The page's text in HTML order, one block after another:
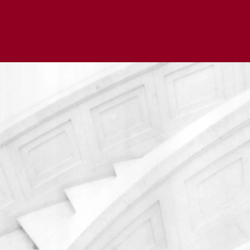
Написать в чат
Написать в чат
Написать нам